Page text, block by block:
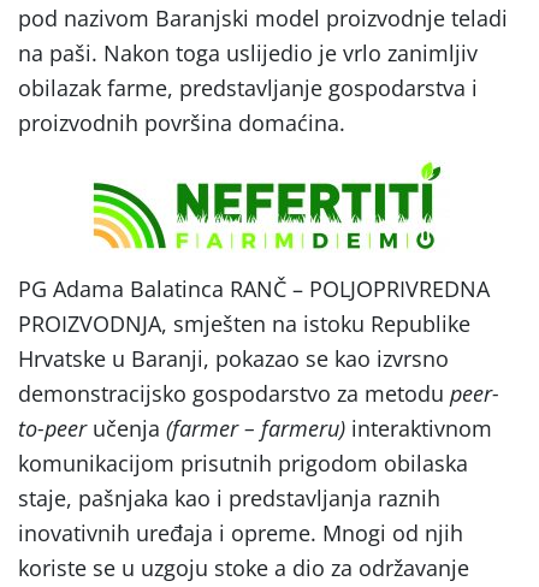
pod nazivom Baranjski model proizvodnje teladi
na paši. Nakon toga uslijedio je vrlo zanimljiv
obilazak farme, predstavljanje gospodarstva i
proizvodnih površina domaćina.
PG Adama Balatinca RANČ – POLJOPRIVREDNA
PROIZVODNJA, smješten na istoku Republike
Hrvatske u Baranji, pokazao se kao izvrsno
demonstracijsko gospodarstvo za metodu peer-
to-peer učenja (farmer – farmeru) interaktivnom
komunikacijom prisutnih prigodom obilaska
staje, pašnjaka kao i predstavljanja raznih
inovativnih uređaja i opreme. Mnogi od njih
koriste se u uzgoju stoke a dio za održavanje